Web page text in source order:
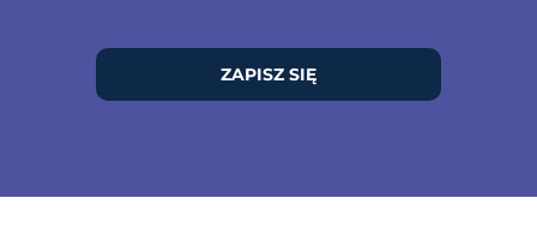
ZAPISZ SIĘ